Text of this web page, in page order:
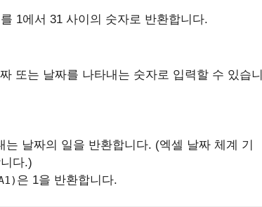
1에서 31 사이의 숫자로 반환합니다.
또는 날짜를 나타내는 숫자로 입력할 수 있습니
는 날짜의 일을 반환합니다. (엑셀 날짜 체계 기
다.)
은 1을 반환합니다.